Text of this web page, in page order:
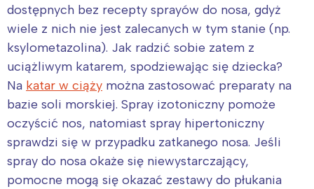
dostępnych bez recepty sprayów do nosa, gdyż
wiele z nich nie jest zalecanych w tym stanie (np.
ksylometazolina). Jak radzić sobie zatem z
uciążliwym katarem, spodziewając się dziecka?
Na katar w ciąży można zastosować preparaty na
bazie soli morskiej. Spray izotoniczny pomoże
oczyścić nos, natomiast spray hipertoniczny
sprawdzi się w przypadku zatkanego nosa. Jeśli
spray do nosa okaże się niewystarczający,
pomocne mogą się okazać zestawy do płukania
Interesują mnie wydarzenia z
tego regionu:
Warszawa
Łódź
Trójmiasto
Poznań
Śląsk
Kraków
Południe
Północ
Wszystkie